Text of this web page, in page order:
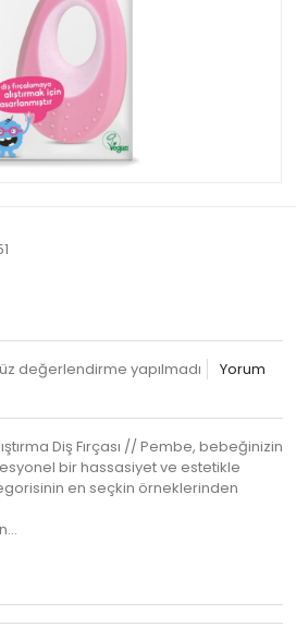
değerlendirme yapılmadı
Yorum
Diş Fırçası // Pembe, bebeğinizin
bir hassasiyet ve estetikle
en seçkin örneklerinden